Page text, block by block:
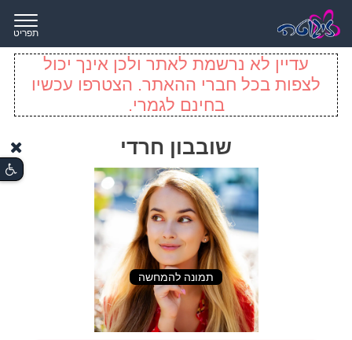
תפריט
עדיין לא נרשמת לאתר ולכן אינך יכול
לצפות בכל חברי ההאתר. הצטרפו עכשיו
בחינם לגמרי.
שובבון חרדי
תמונה להמחשה